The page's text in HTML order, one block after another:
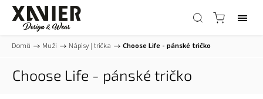
Domů / Muži / Nápisy | trička / Choose Life - pánské tričko
Choose Life - pánské tričko